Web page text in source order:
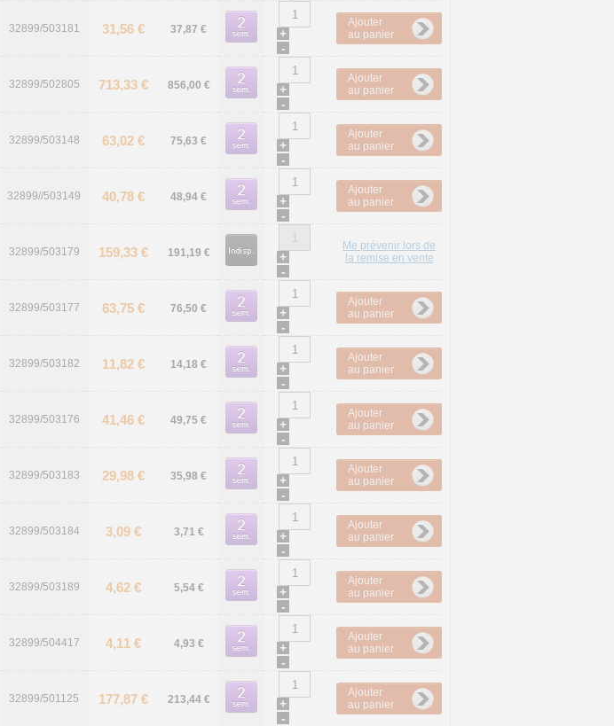
32899/503181 31,56 € 37,87 €
+
-
Ajouter
au panier
32899/502805 713,33 € 856,00 €
+
-
Ajouter
au panier
32899/503148 63,02 € 75,63 €
+
-
Ajouter
au panier
32899//503149 40,78 € 48,94 €
+
-
Ajouter
au panier
32899/503179 159,33 € 191,19 €
+
-
Me prévenir lors de
la remise en vente
32899/503177 63,75 € 76,50 €
+
-
Ajouter
au panier
32899/503182 11,82 € 14,18 €
+
-
Ajouter
au panier
32899/503176 41,46 € 49,75 €
+
-
Ajouter
au panier
32899/503183 29,98 € 35,98 €
+
-
Ajouter
au panier
32899/503184 3,09 € 3,71 €
+
-
Ajouter
au panier
32899/503189 4,62 € 5,54 €
+
-
Ajouter
au panier
32899/504417 4,11 € 4,93 €
+
-
Ajouter
au panier
32899/501125 177,87 € 213,44 €
+
-
Ajouter
au panier